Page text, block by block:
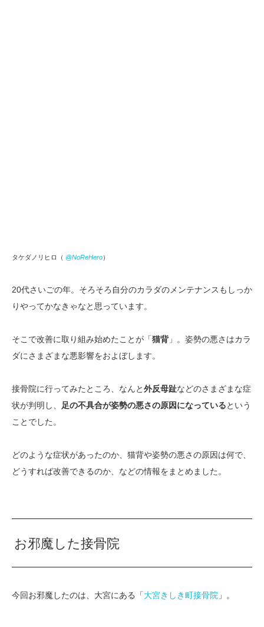
タケダノリヒロ（ @NoReHero）
20代さいごの年。そろそろ自分のカラダのメンテナンスもしっか
りやってかなきゃなと思っています。
そこで改善に取り組み始めたことが「猫背」。姿勢の悪さはカラ
ダにさまざまな悪影響をおよぼします。
接骨院に行ってみたところ、なんと外反母趾などのさまざまな症
状が判明し、
足の不具合が姿勢の悪さの原因になっているという
ことでした。
どのような症状があったのか、猫背や姿勢の悪さの原因は何で、
どうすれば改善できるのか、などの情報をまとめました。
お邪魔した接骨院
今回お邪魔したのは、大宮にある「大宮きしき町接骨院 」。